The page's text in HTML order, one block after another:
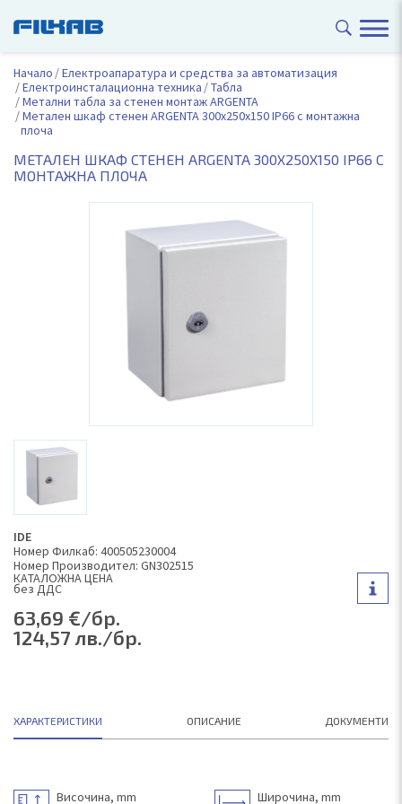
Начало
Електроапаратура и средства за автоматизация
Електроинсталационна техника
Табла
Метални табла за стенен монтаж ARGENTA
Метален шкаф стенен ARGENTA 300x250x150 IP66 с монтажна
плоча
МЕТАЛЕН ШКАФ СТЕНЕН ARGENTA 300X250X150 IP66 С
МОНТАЖНА ПЛОЧА
IDE
Номер Филкаб: 400505230004
Номер Производител: GN302515
КAТАЛОЖНА ЦЕНА
без ДДС
63,69 €/бр.
124,57 лв./бр.
ХАРАКТЕРИСТИКИ ОПИСАНИЕ ДОКУМЕНТИ
Височина, mm Широчина, mm